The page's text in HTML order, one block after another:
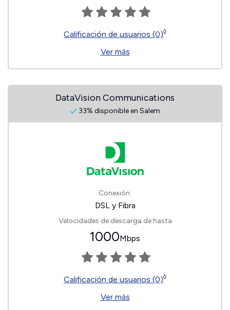
Calificación de usuarios (0)◊
Ver más
DataVision Communications
33% disponible en Salem
Conexión:
DSL y Fibra
Velocidades de descarga de hasta
1000Mbps
Calificación de usuarios (0)◊
Ver más